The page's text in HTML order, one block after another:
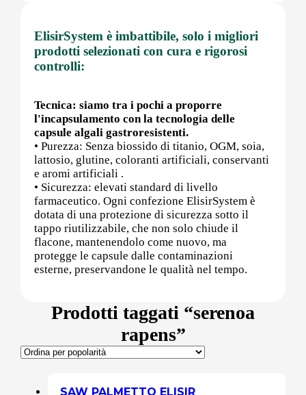
Post (PCT)
Post Workout
Pre-Workout
Prostata
ElisirSystem è imbattibile, solo i migliori
prodotti selezionati con cura e rigorosi
controlli:
Tecnica: siamo tra i pochi a proporre
l'incapsulamento con la tecnologia delle
capsule algali gastroresistenti.
• Purezza: Senza biossido di titanio, OGM, soia,
lattosio, glutine, coloranti artificiali, conservanti
e aromi artificiali .
• Sicurezza: elevati standard di livello
farmaceutico. Ogni confezione ElisirSystem è
dotata di una protezione di sicurezza sotto il
tappo riutilizzabile, che non solo chiude il
flacone, mantenendolo come nuovo, ma
protegge le capsule dalle contaminazioni
esterne, preservandone le qualità nel tempo.
Prodotti taggati “serenoa
rapens”
SAW PALMETTO ELISIR